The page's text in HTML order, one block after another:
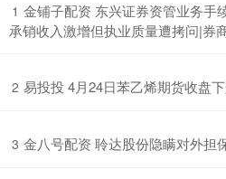
1 金铺子配资 东兴证券资管业务手
承销收入激增但执业质量遭拷问|券
2 易投投 4月24日苯乙烯期货收盘
3 金八号配资 聆达股份隐瞒对外担